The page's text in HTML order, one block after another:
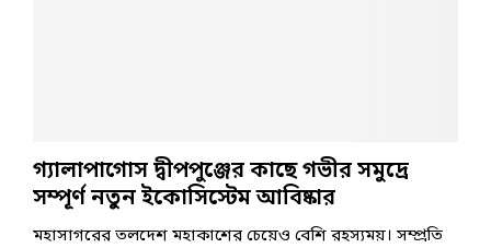
গ্যালাপাগোস দ্বীপপুঞ্জের কাছে গভীর সমুদ্রে
সম্পূর্ণ নতুন ইকোসিস্টেম আবিষ্কার
মহাসাগরের তলদেশ মহাকাশের চেয়েও বেশি রহস্যময়। সম্প্রতি